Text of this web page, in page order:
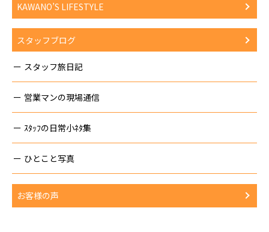
KAWANO’S LIFESTYLE
スタッフブログ
スタッフ旅日記
営業マンの現場通信
ｽﾀｯﾌの日常小ﾈﾀ集
ひとこと写真
お客様の声